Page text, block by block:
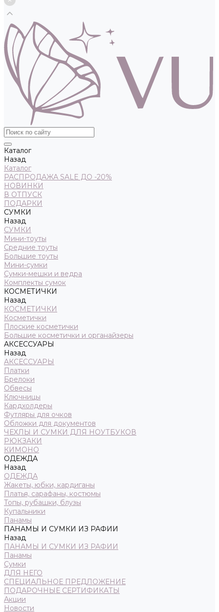
Каталог
Назад
Каталог
РАСПРОДАЖА SALE ДО -20%
НОВИНКИ
В ОТПУСК
ПОДАРКИ
СУМКИ
Назад
СУМКИ
Мини-тоуты
Средние тоуты
Большие тоуты
Мини-сумки
Сумки-мешки и ведра
Комплекты сумок
КОСМЕТИЧКИ
Назад
КОСМЕТИЧКИ
Косметички
Плоские косметички
Большие косметички и органайзеры
АКСЕССУАРЫ
Назад
АКСЕССУАРЫ
Платки
Брелоки
Обвесы
Ключницы
Кардхолдеры
Футляры для очков
Обложки для документов
ЧЕХЛЫ И СУМКИ ДЛЯ НОУТБУКОВ
РЮКЗАКИ
КИМОНО
ОДЕЖДА
Назад
ОДЕЖДА
Жакеты, юбки, кардиганы
Платья, сарафаны, костюмы
Топы, рубашки, блузы
Купальники
Панамы
ПАНАМЫ И СУМКИ ИЗ РАФИИ
Назад
ПАНАМЫ И СУМКИ ИЗ РАФИИ
Панамы
Сумки
ДЛЯ НЕГО
СПЕЦИАЛЬНОЕ ПРЕДЛОЖЕНИЕ
ПОДАРОЧНЫЕ СЕРТИФИКАТЫ
Акции
Новости